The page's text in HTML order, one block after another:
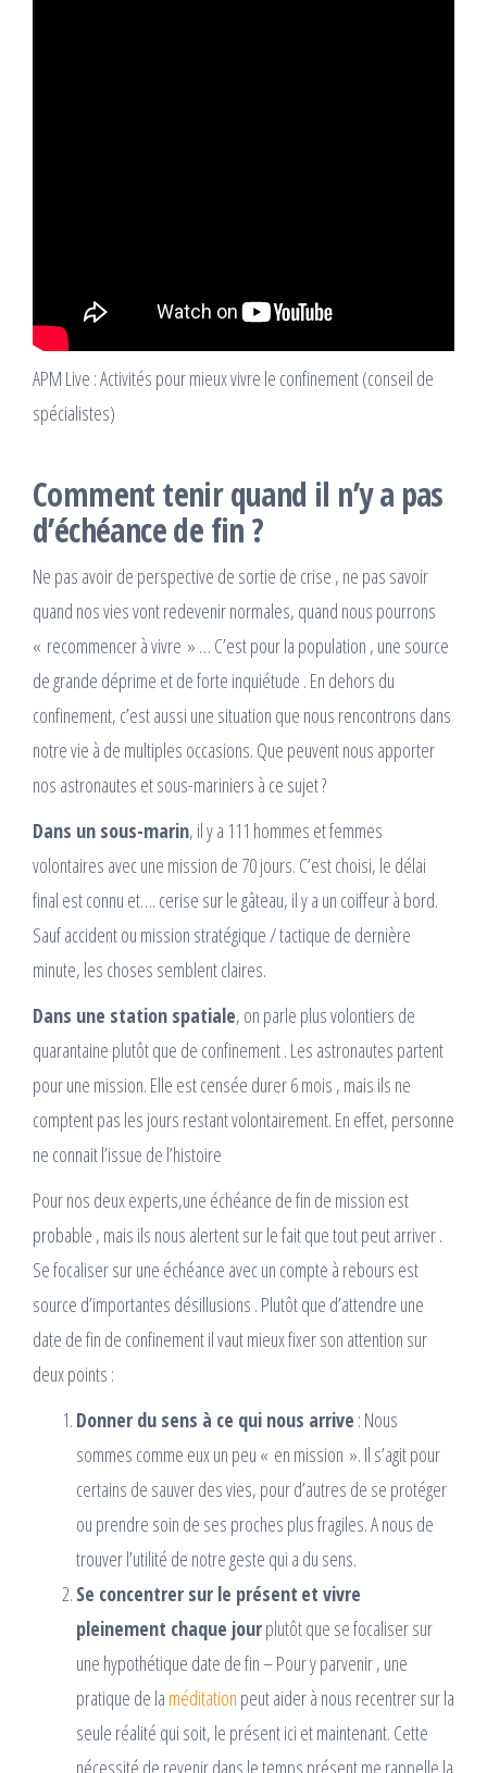
APM Live : Activités pour mieux vivre le confinement (conseil de
spécialistes)
Comment tenir quand il n’y a pas
d’échéance de fin ?
Ne pas avoir de perspective de sortie de crise , ne pas savoir
quand nos vies vont redevenir normales, quand nous pourrons
« recommencer à vivre » … C’est pour la population , une source
de grande déprime et de forte inquiétude . En dehors du
confinement, c’est aussi une situation que nous rencontrons dans
notre vie à de multiples occasions. Que peuvent nous apporter
nos astronautes et sous-mariniers à ce sujet ?
Dans un sous-marin, il y a 111 hommes et femmes
volontaires avec une mission de 70 jours. C’est choisi, le délai
final est connu et…. cerise sur le gâteau, il y a un coiffeur à bord.
Sauf accident ou mission stratégique / tactique de dernière
minute, les choses semblent claires.
Dans une station spatiale, on parle plus volontiers de
quarantaine plutôt que de confinement . Les astronautes partent
pour une mission. Elle est censée durer 6 mois , mais ils ne
comptent pas les jours restant volontairement. En effet, personne
ne connait l’issue de l’histoire
Pour nos deux experts,une échéance de fin de mission est
probable , mais ils nous alertent sur le fait que tout peut arriver .
Se focaliser sur une échéance avec un compte à rebours est
source d’importantes désillusions . Plutôt que d’attendre une
date de fin de confinement il vaut mieux fixer son attention sur
deux points :
Donner du sens à ce qui nous arrive : Nous
sommes comme eux un peu « en mission ». Il s’agit pour
certains de sauver des vies, pour d’autres de se protéger
ou prendre soin de ses proches plus fragiles. A nous de
trouver l’utilité de notre geste qui a du sens.
Se concentrer sur le présent et vivre
pleinement chaque jourplutôt que se focaliser sur
une hypothétique date de fin – Pour y parvenir , une
pratique de la méditation peut aider à nous recentrer sur la
seule réalité qui soit, le présent ici et maintenant. Cette
nécessité de revenir dans le temps présent me rappelle la